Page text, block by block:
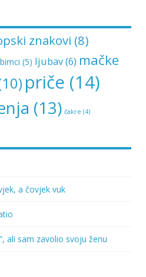
znakovi (8)
(5) ljubav(6) mačke
priče (14)
(13) čakre (4)
a čovjek vuk
ali sam zavolio svoju ženu